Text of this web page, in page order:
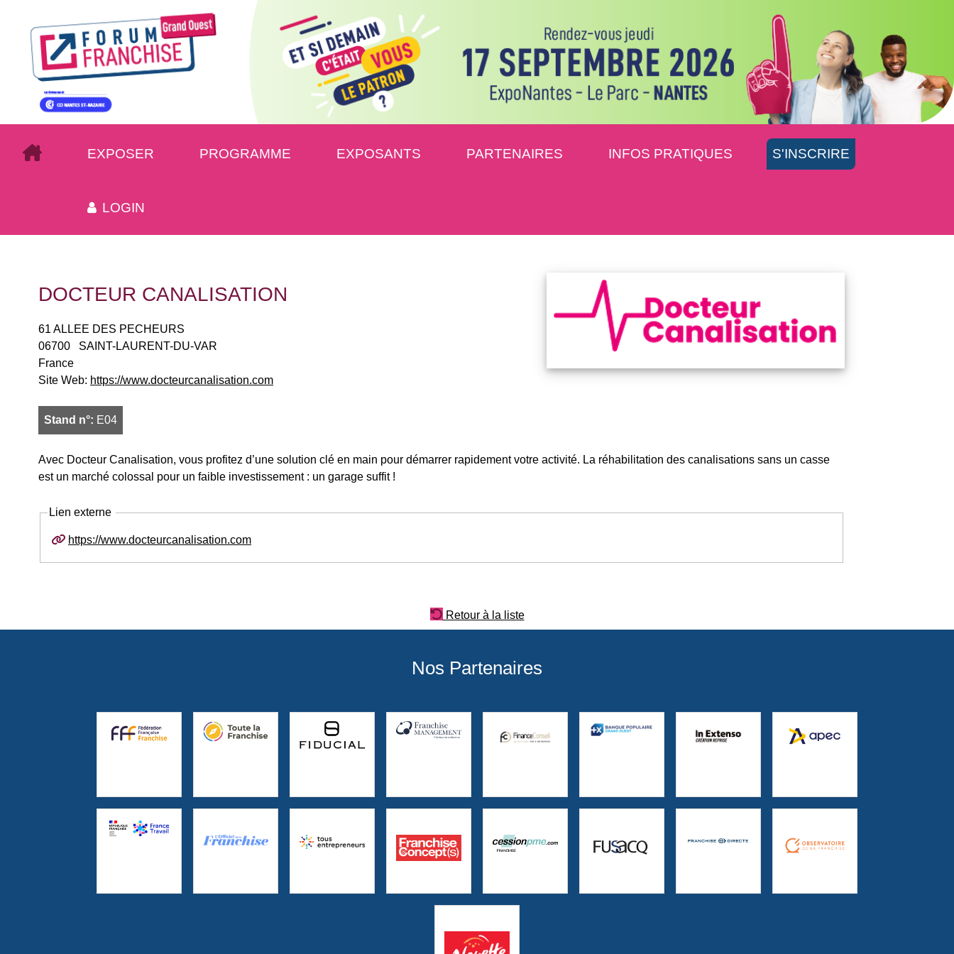
EXPOSER PROGRAMME EXPOSANTS PARTENAIRES INFOS PRATIQUES S'INSCRIRE
LOGIN
DOCTEUR CANALISATION
61 ALLEE DES PECHEURS
06700
SAINT-LAURENT-DU-VAR
France
Site Web: https://www.docteurcanalisation.com
Stand n°: E04
Avec Docteur Canalisation, vous profitez d’une solution clé en main pour démarrer rapidement votre activité. La réhabilitation des canalisations sans un casse
est un marché colossal pour un faible investissement : un garage suffit !
Lien externe
https://www.docteurcanalisation.com
Retour à la liste
Nos Partenaires